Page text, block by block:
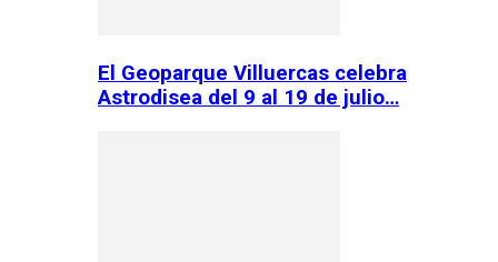
El Geoparque Villuercas celebra
Astrodisea del 9 al 19 de julio…